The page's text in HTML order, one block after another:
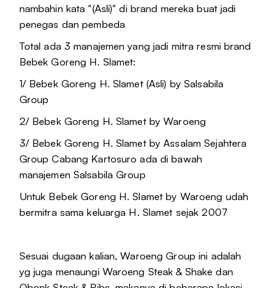
nambahin kata "(Asli)" di brand mereka buat jadi
penegas dan pembeda
Total ada 3 manajemen yang jadi mitra resmi brand
Bebek Goreng H. Slamet:
1/ Bebek Goreng H. Slamet (Asli) by Salsabila
Group
2/ Bebek Goreng H. Slamet by Waroeng
3/ Bebek Goreng H. Slamet by Assalam Sejahtera
Group Cabang Kartosuro ada di bawah
manajemen Salsabila Group
Untuk Bebek Goreng H. Slamet by Waroeng udah
bermitra sama keluarga H. Slamet sejak 2007
Sesuai dugaan kalian, Waroeng Group ini adalah
yg juga menaungi Waroeng Steak & Shake dan